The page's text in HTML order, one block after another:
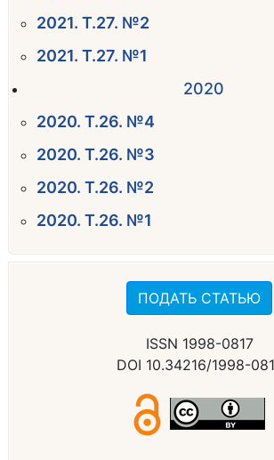
ПОДАТЬ СТАТЬЮ
ISSN 1998-0817
DOI 10.34216/1998-
2021. Т.27. №2
2021. Т.27. №1
2020
2020. Т.26. №4
2020. Т.26. №3
2020. Т.26. №2
2020. Т.26. №1